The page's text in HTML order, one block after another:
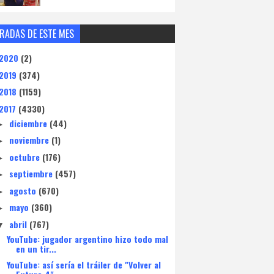
DE ESTE MES
2020 (2)
2019 (374)
2018 (1159)
2017 (4330)
diciembre (44)
noviembre (1)
octubre (176)
septiembre (457)
agosto (670)
mayo (360)
abril (767)
YouTube: jugador argentino hizo todo mal
en un tir...
YouTube: así sería el tráiler de "Volver al